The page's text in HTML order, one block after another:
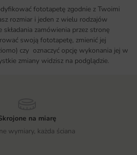
fototapetę zgodnie z Twoimi
rozmiar i jeden z wielu rodzajów
składania zamówienia przez stronę
swoją fototapetę, zmienić jej
czy oznaczyć opcję wykonania jej w
zmiany widzisz na podglądzie.
na miarę
wymiary, każda ściana